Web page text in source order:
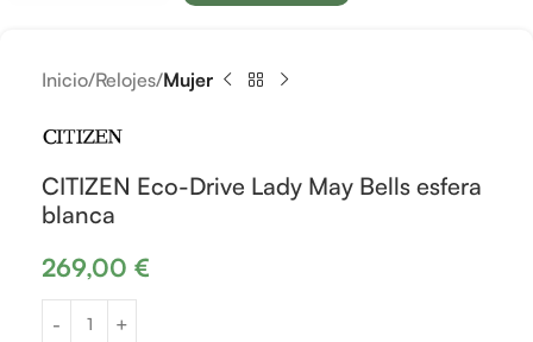
Inicio Relojes Mujer
CITIZEN Eco-Drive Lady May Bells esfera
blanca
269,00 €